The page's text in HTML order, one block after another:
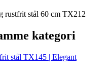
rustfrit stål 60 cm TX212
kategori